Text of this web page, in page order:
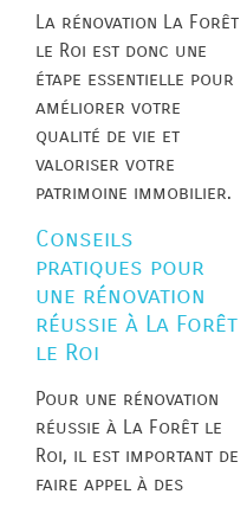
La rénovation La Forêt
le Roi est donc une
étape essentielle pour
améliorer votre
qualité de vie et
valoriser votre
patrimoine immobilier.
Conseils
pratiques pour
une rénovation
réussie à La Forêt
le Roi
Pour une rénovation
réussie à La Forêt le
Roi, il est important de
faire appel à des